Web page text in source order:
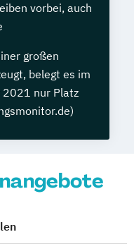
vorbei, auch
großen
belegt es im
2021 nur Platz